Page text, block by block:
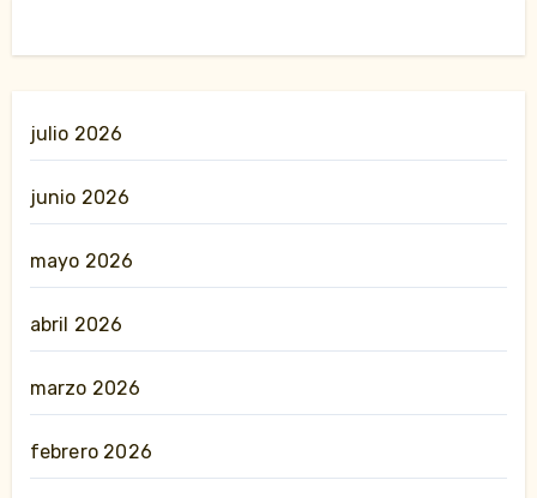
julio 2026
junio 2026
mayo 2026
abril 2026
marzo 2026
febrero 2026